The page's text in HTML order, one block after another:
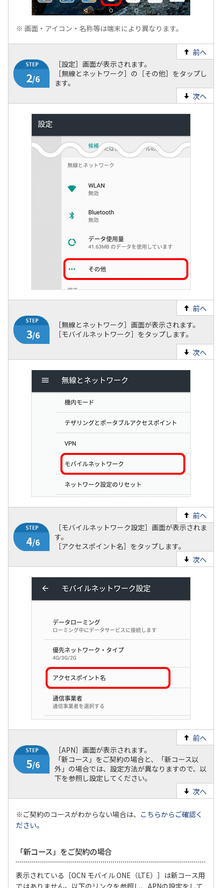
※ 画面・アイコン・名称等は端末により異なります。
［設定］画面が表示されます。
［無線とネットワーク］の［その他］をタップし
ます。
前へ
次へ
3/6
［無線とネットワーク］画面が表示されます。
［モバイルネットワーク］をタップします。
前へ
次へ
［モバイルネットワーク設定］画面が表示されま
す。
［アクセスポイント名］をタップします。
前へ
次へ
［APN］画面が表示されます。
「新コース」をご契約の場合と、「新コース以
外」の場合では、設定方法が異なりますので、以
下を参照し設定してください。
前へ
次へ
※ご契約のコースがわからない場合は、 こちらからご確認く
ださい。
「新コース」をご契約の場合
表示されている［OCN モバイル ONE（LTE）］は新コース用
ではありません。以下のリンクを参照し、APNの設定をして